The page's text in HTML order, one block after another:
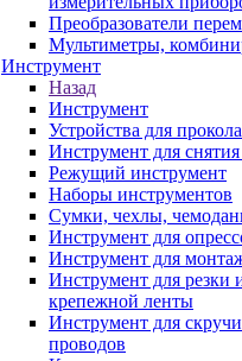
Преобразователи
Мультиметры,
Инструмент
Назад
Инструмент
Устройства для
Инструмент для
Режущий инструмент
Наборы инструментов
Сумки, чехлы,
Инструмент для
Инструмент для
Инструмент для резки
крепежной ленты
Инструмент для
проводов